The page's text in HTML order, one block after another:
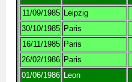
11/09/1985 Leipzig
30/10/1985 Paris
16/11/1985 Paris
26/02/1986 Paris
01/06/1986 Leon